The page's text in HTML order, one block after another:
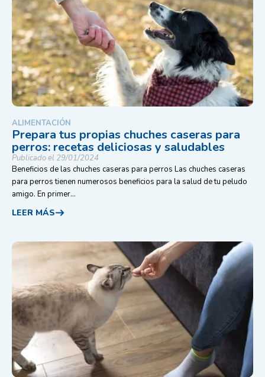
ALIMENTACIÓN
Prepara tus propias chuches caseras para
perros: recetas deliciosas y saludables
Publicado el 29/01/2024
Beneficios de las chuches caseras para perros Las chuches caseras
para perros tienen numerosos beneficios para la salud de tu peludo
amigo. En primer...
LEER MÁS